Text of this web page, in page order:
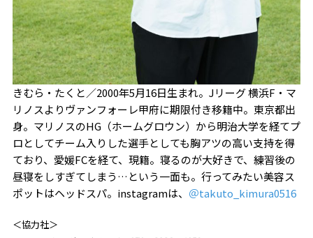
きむら・たくと／2000年5月16日生まれ。 Jリーグ 横浜F ・マ
リノスよりヴァンフォーレ甲府に期限付き移籍中。東京都出
身。マリノスのHG（ホームグロウン）から明治大学を経てプ
ロとしてチーム入りした選手としても胸アツの高い支持を得
ており、愛媛FCを経て、現籍。寝るのが大好きで、練習後の
昼寝をしすぎてしまう…という一面も。行ってみたい美容ス
ポットはヘッドスパ。instagramは、 ＠takuto_kimura0516
＜協力社＞